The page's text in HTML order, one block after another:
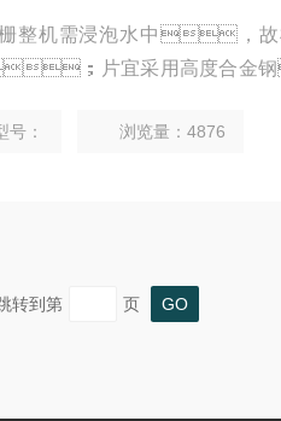
整机需浸泡水中，故
；片宜采用高度合金
应用于取水工程入水口过
： 浏览量：4876
转到第 页